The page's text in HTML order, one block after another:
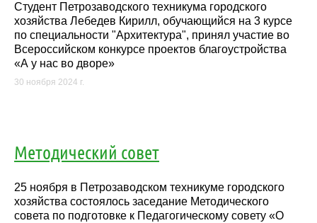
Студент Петрозаводского техникума городского
хозяйства Лебедев Кирилл, обучающийся на 3 курсе
по специальности "Архитектура", принял участие во
Всероссийском конкурсе проектов благоустройства
«А у нас во дворе»
30 ноября 2024 г.
Методический совет
25 ноября в Петрозаводском техникуме городского
хозяйства состоялось заседание Методического
совета по подготовке к Педагогическому совету «О